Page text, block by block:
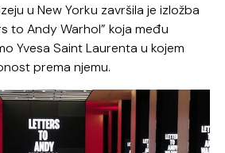
u New Yorku završila je izložba
to Andy Warhol” koja među
Yvesa Saint Laurenta u kojem
prema njemu.